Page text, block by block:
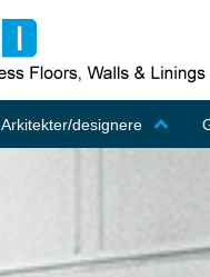
Arkitekter/designere